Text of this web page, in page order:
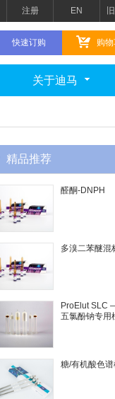
EN
注册
快速订购 购
关于迪马
精品推荐
醛酮-DNPH
多溴二苯醚混
ProElut
五氯酚钠专用
糖/有机酸色